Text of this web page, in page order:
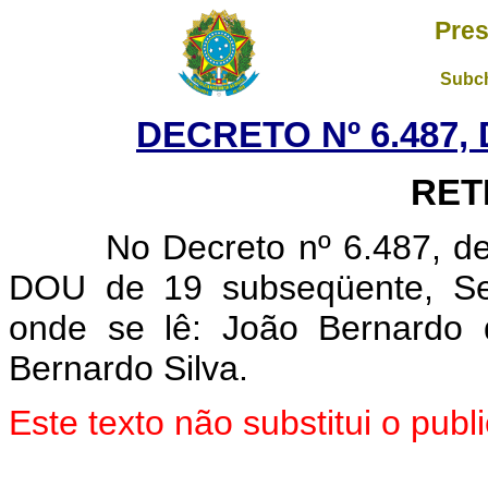
DECRETO Nº
No Decreto nº 6.487, de
DOU de 19 subseqüente,
onde se lê: João Bernardo
Bernardo Silva.
Este texto não substitui o